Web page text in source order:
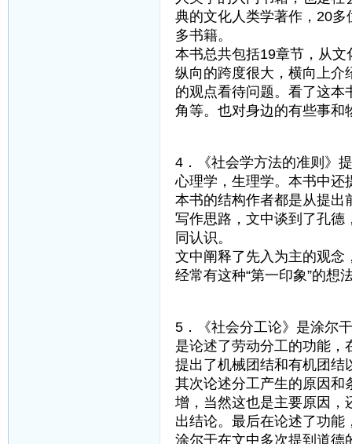
典的文化人类学著作，20
多书籍。
本书总共包括19章节，从
纵向的跨度很大，横向上介
的观点看待问题。看了这本
角等。也对身边的有些事和
4．《社会学方法的准则》
心理学，生理学。本书中还
本书的结构作者都是从提出
写作思路，文中谈到了孔德
同认识。
文中阐释了先入为主的观念
经常有这种“第一印象”的想
5．《社会分工论》是涂尔
是论述了劳动分工的功能，
提出了机械团结和有机团结
其次论述分工产生的原因和
增，当然这也是主要原因，
出结论。最后在论述了功能
涂尔干在文中多次提到道德